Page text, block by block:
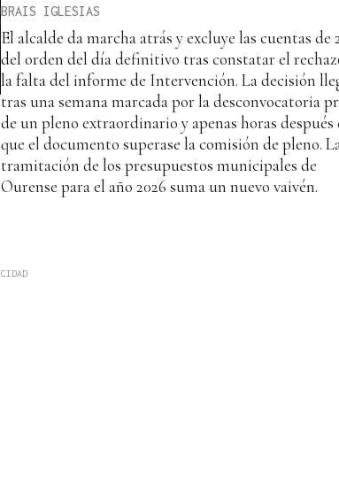
BRAIS IGLESIAS
El alcalde da marcha atrás y excluye las cuentas de
del orden del día definitivo tras constatar el
la falta del informe de Intervención. La decisión
tras una semana marcada por la desconvocatoria
de un pleno extraordinario y apenas horas después
que el documento superase la comisión de pleno.
tramitación de los presupuestos municipales de
Ourense para el año 2026 suma un nuevo vaivén.